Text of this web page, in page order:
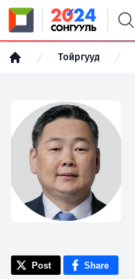
Тойргууд
Post Share